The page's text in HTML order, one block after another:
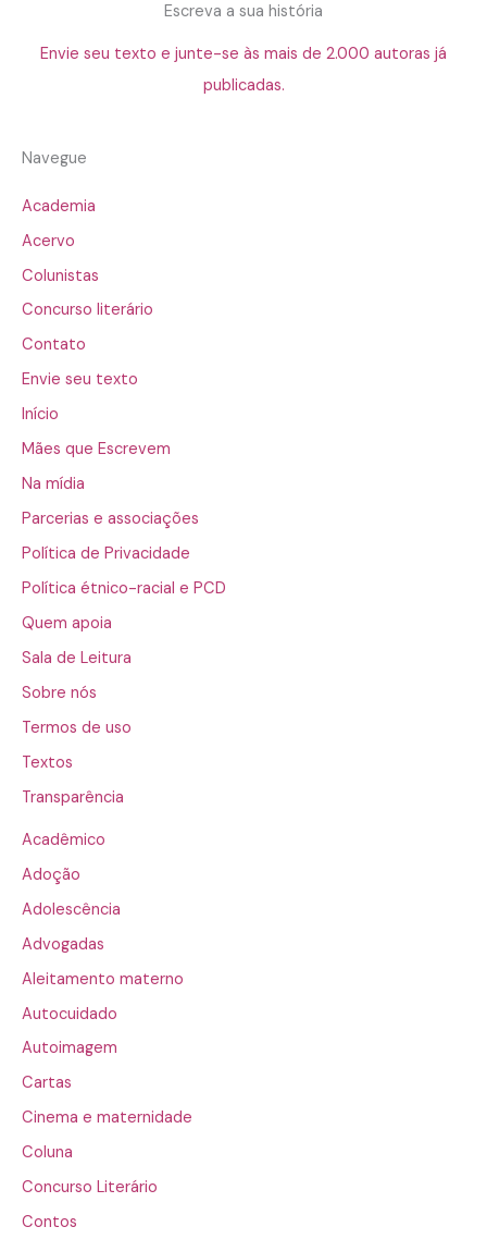
Escreva a sua história
Envie seu texto e junte-se às mais de 2.000 autoras já
publicadas.
Navegue
Academia
Acervo
Colunistas
Concurso literário
Contato
Envie seu texto
Início
Mães que Escrevem
Na mídia
Parcerias e associações
Política de Privacidade
Política étnico-racial e PCD
Quem apoia
Sala de Leitura
Sobre nós
Termos de uso
Textos
Transparência
Acadêmico
Adoção
Adolescência
Advogadas
Aleitamento materno
Autocuidado
Autoimagem
Cartas
Cinema e maternidade
Coluna
Concurso Literário
Contos